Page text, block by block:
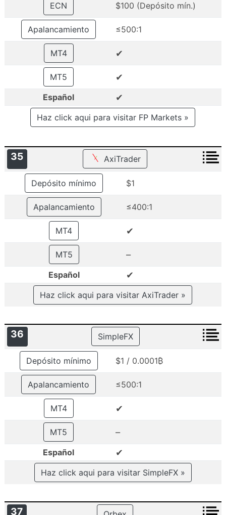
ECN $100 (Depósito mín.)
Apalancamiento ≤500:1
MT4 ✔
MT5 ✔
Español ✔
Haz click aqui para visitar FP Markets »
35 AxiTrader
Depósito mínimo $1
Apalancamiento ≤400:1
MT4 ✔
MT5 –
Español ✔
Haz click aqui para visitar AxiTrader »
36 SimpleFX
Depósito mínimo $1 / 0.0001₿
Apalancamiento ≤500:1
MT4 ✔
MT5 –
Español ✔
Haz click aqui para visitar SimpleFX »
37